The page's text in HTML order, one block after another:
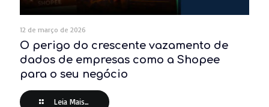
12 de março de 2026
O perigo do crescente vazamento de
dados de empresas como a Shopee
para o seu negócio
Leia Mais...